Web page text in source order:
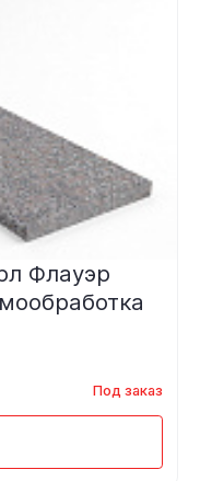
Флауэр
Под заказ